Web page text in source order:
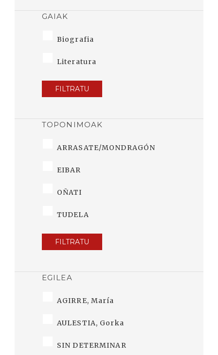
GAIAK
Biografia
Literatura
FILTRATU
TOPONIMOAK
ARRASATE/MONDRAGÓN
EIBAR
OÑATI
TUDELA
FILTRATU
EGILEA
AGIRRE, María
AULESTIA, Gorka
SIN DETERMINAR